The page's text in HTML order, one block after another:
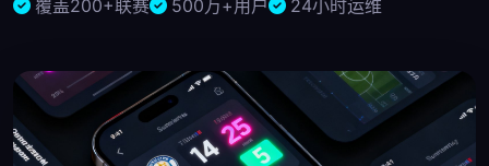
覆盖200+联赛 500万+用户 24小时运维